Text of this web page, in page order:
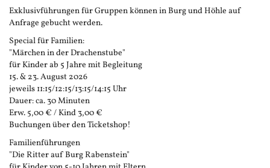
Exklusivführungen für Gruppen können in Burg und Höhle auf
Anfrage gebucht werden.
Special für Familien:
"Märchen in der Drachenstube"
für Kinder ab 5 Jahre mit Begleitung
15. & 23. August 2026
jeweils 11:15/12:15/13:15/14:15 Uhr
Dauer: ca. 30 Minuten
Erw. 5,00 € / Kind 3,00 €
Buchungen über den Ticketshop!
Familienführungen
"Die Ritter auf Burg Rabenstein"